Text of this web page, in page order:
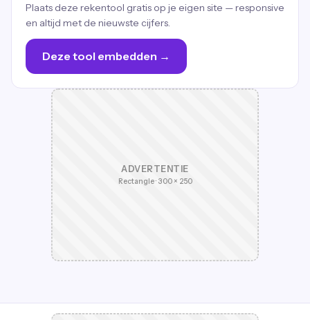
Plaats deze rekentool gratis op je eigen site — responsive
en altijd met de nieuwste cijfers.
Deze tool embedden →
ADVERTENTIE
Rectangle · 300 × 250